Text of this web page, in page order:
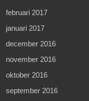
februari 2017
januari 2017
december 2016
november 2016
oktober 2016
september 2016